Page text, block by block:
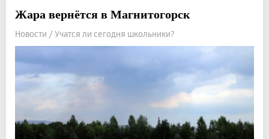
Жара вернётся в Магнитогорск
Новости / Учатся ли сегодня школьники?